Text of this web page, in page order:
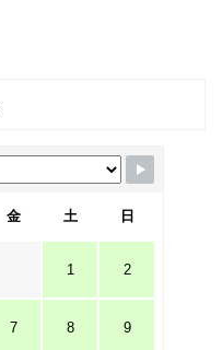
金 土 日
1 2
7 8 9